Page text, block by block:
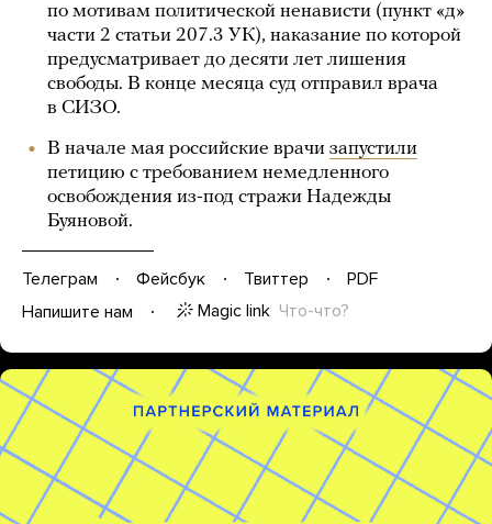
по мотивам политической ненависти (пункт «д»
части 2 статьи 207.3 УК), наказание по которой
предусматривает до десяти лет лишения
свободы. В конце месяца суд отправил врача
в СИЗО.
В начале мая российские врачи запустили
петицию с требованием немедленного
освобождения из-под стражи Надежды
Буяновой.
Телеграм Фейсбук Твиттер
PDF
Напишите нам
Magic link Что-что?